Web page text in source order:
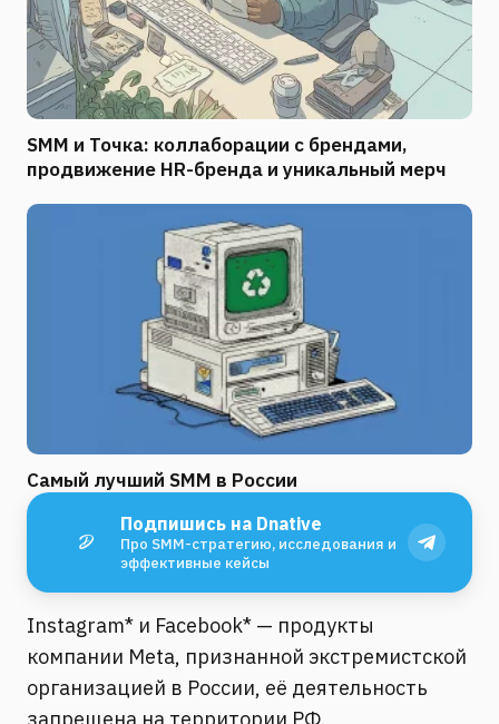
SMM и Точка: коллаборации с брендами,
продвижение HR-бренда и уникальный мерч
Самый лучший SMM в России
Подпишись на Dnative
Про SMM-стратегию, исследования и
эффективные кейсы
Instagram* и Facebook* — продукты
компании Meta, признанной экстремистской
организацией в России, её деятельность